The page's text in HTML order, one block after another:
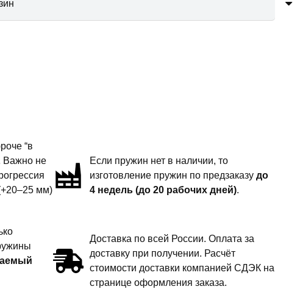
“в
Важно не
мм)
Если пружин нет в наличии, то
изготовление пружин по предзаказудо
4 недель (до 20 рабочих дней).
Доставка по всей России. Оплата за
доставку при получении. Расчёт
стоимости доставки компанией СДЭК на
странице оформления заказа.